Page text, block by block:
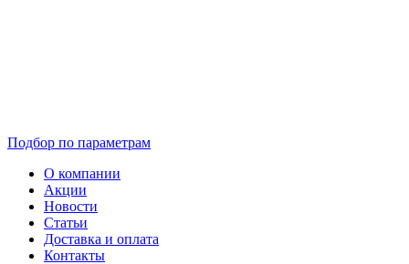
Подбор по параметрам
О компании
Акции
Новости
Статьи
Доставка и оплата
Контакты